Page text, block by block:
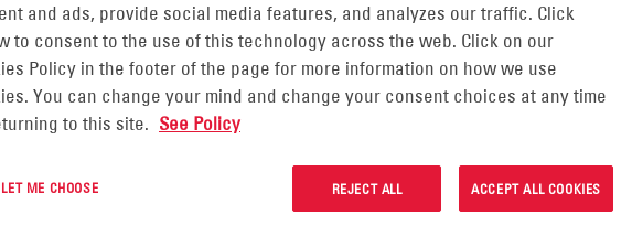
and ads, provide social media features, and analyzes our traffic. Click
to consent to the use of this technology across the web. Click on our
Policy in the footer of the page for more information on how we use
You can change your mind and change your consent choices at any time
to this site. See Policy
ME CHOOSE REJECT ALL ACCEPT ALL COOKIES